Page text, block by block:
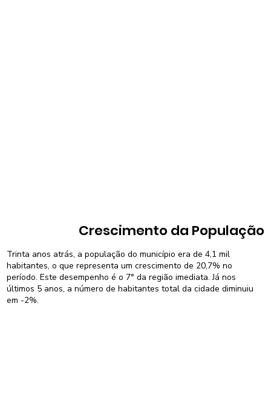
Crescimento da População
Trinta anos atrás, a população do município era de 4,1 mil
habitantes, o que representa um crescimento de 20,7% no
período. Este desempenho é o 7° da região imediata. Já nos
últimos 5 anos, a número de habitantes total da cidade diminuiu
em -2%.